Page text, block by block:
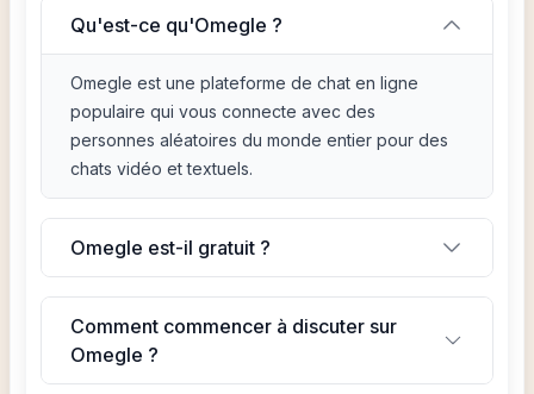
Qu'est-ce qu'Omegle ?
Omegle est une plateforme de chat en ligne
populaire qui vous connecte avec des
personnes aléatoires du monde entier pour des
chats vidéo et textuels.
Omegle est-il gratuit ?
Comment commencer à discuter sur
Omegle ?